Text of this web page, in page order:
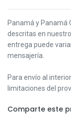
Panamá y Panamá
descritas en
entrega puede
mensajería.
Para envío al
limitaciones del
Comparte este